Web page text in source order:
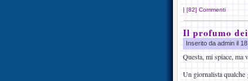
| [82] Commenti
Il profumo
Inserito da admin il
Questa, mi spiace, ma
Un giornalista